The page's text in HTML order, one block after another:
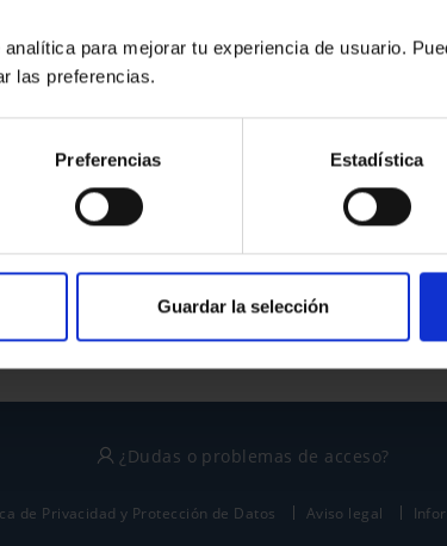
para mejorar tu experiencia de usuario.
las preferencias.
Preferencias Estadística
Guardar la selección
¿No tienes cuenta?
política de privacidad
y términos del servicio
¿Dudas o problemas de acceso?
de Privacidad y Protección de Datos Aviso legal